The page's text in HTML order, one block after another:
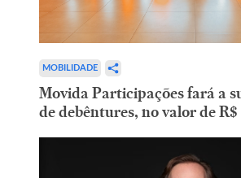
MOBILIDADE
Movida Participações fará a
de debêntures, no valor de R$